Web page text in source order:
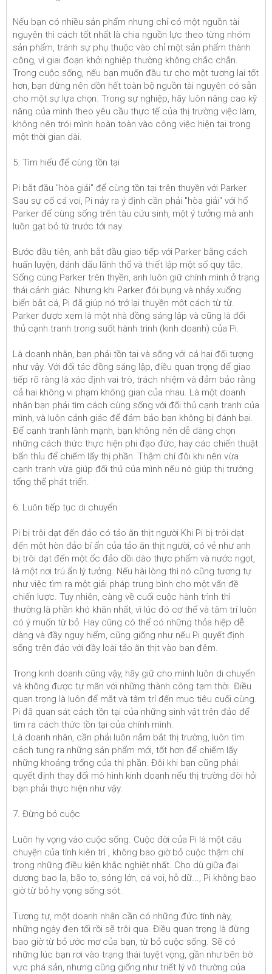
Nếu bạn có nhiều sản phẩm nhưng chỉ có một nguồn tài
nguyên thì cách tốt nhất là chia nguồn lực theo từng nhóm
sản phẩm, tránh sự phụ thuộc vào chỉ một sản phẩm thành
công, vì giai đoạn khởi nghiệp thường không chắc chắn.
Trong cuộc sống, nếu bạn muốn đầu tư cho một tương lai tốt
hơn, bạn đừng nên dồn hết toàn bộ nguồn tài nguyên có sẵn
cho một sự lựa chọn. Trong sự nghiệp, hãy luôn nâng cao kỹ
năng của mình theo yêu cầu thực tế của thị trường việc làm,
không nên trói mình hoàn toàn vào công việc hiện tại trong
một thời gian dài.
5. Tìm hiểu để cùng tồn tại
Pi bắt đầu "hòa giải" để cùng tồn tại trên thuyền với Parker
Sau sự cố cá voi, Pi nảy ra ý định cần phải "hòa giải" với hổ
Parker để cùng sống trên tàu cứu sinh, một ý tưởng mà anh
luôn gạt bỏ từ trước tới nay.
Bước đầu tiên, anh bắt đầu giao tiếp với Parker bằng cách
huấn luyện, đánh dấu lãnh thổ và thiết lập một số quy tắc.
Sống cùng Parker trên thyền, anh luôn giữ chính mình ở trạng
thái cảnh giác. Nhưng khi Parker đói bụng và nhảy xuống
biển bắt cá, Pi đã giúp nó trở lại thuyền một cách từ từ.
Parker được xem là một nhà đồng sáng lập và cũng là đối
thủ cạnh tranh trong suốt hành trình (kinh doanh) của Pi.
Là doanh nhân, bạn phải tồn tại và sống với cả hai đối tượng
như vậy. Với đối tác đồng sáng lập, điều quan trọng để giao
tiếp rõ ràng là xác định vai trò, trách nhiệm và đảm bảo rằng
cả hai không vi phạm không gian của nhau. Là một doanh
nhân bạn phải tìm cách cùng sống với đối thủ cạnh tranh của
mình, và luôn cảnh giác để đảm bảo bạn không bị đánh bại.
Để cạnh tranh lành mạnh, bạn không nên dễ dàng chọn
những cách thức thực hiện phi đạo đức, hay các chiến thuật
bẩn thỉu để chiếm lấy thị phần. Thậm chí đôi khi nên vừa
cạnh tranh vừa giúp đối thủ của mình nếu nó giúp thị trường
tổng thể phát triển.
6. Luôn tiếp tục di chuyển
Pi bị trôi dạt đến đảo có tảo ăn thịt người Khi Pi bị trôi dạt
đến một hòn đảo bí ẩn của tảo ăn thịt người, có vẻ như anh
bị trôi dạt đến một ốc đảo dồi dào thực phẩm và nước ngọt,
là một nơi trú ẩn lý tưởng. Nếu hài lòng thì nó cũng tương tự
như việc tìm ra một giải pháp trung bình cho một vấn đề
chiến lược. Tuy nhiên, càng về cuối cuộc hành trình thì
thường là phần khó khăn nhất, vì lúc đó cơ thể và tâm trí luôn
có ý muốn từ bỏ. Hay cũng có thể có những thỏa hiệp dễ
dàng và đầy nguy hiểm, cũng giống như nếu Pi quyết định
sống trên đảo với đầy loài tảo ăn thịt vào ban đêm.
Trong kinh doanh cũng vậy, hãy giữ cho mình luôn di chuyển
và không được tự mãn với những thành công tạm thời. Điều
quan trọng là luôn để mắt và tâm trí đến mục tiêu cuối cùng.
Pi đã quan sát cách tồn tại của những sinh vật trên đảo để
tìm ra cách thức tồn tại của chính mình.
Là doanh nhân, cần phải luôn nắm bắt thị trường, luôn tìm
cách tung ra những sản phẩm mới, tốt hơn để chiếm lấy
những khoảng trống của thị phần. Đôi khi bạn cũng phải
quyết định thay đổi mô hình kinh doanh nếu thị trường đòi hỏi
bạn phải thực hiện như vậy.
7. Đừng bỏ cuộc
Luôn hy vọng vào cuộc sống. Cuộc đời của Pi là một câu
chuyện của tính kiên trì , không bao giờ bỏ cuộc thậm chí
trong những điều kiện khắc nghiệt nhất. Cho dù giữa đại
dương bao la, bão to, sóng lớn, cá voi, hỗ dữ..., Pi không bao
giờ từ bỏ hy vọng sống sót.
Tương tự, một doanh nhân cần có những đức tính này,
những ngày đen tối rồi sẽ trôi qua. Điều quan trọng là đừng
bao giờ từ bỏ ước mơ của bạn, từ bỏ cuộc sống. Sẽ có
những lúc bạn rơi vào trạng thái tuyệt vọng, gần như bên bờ
vực phá sản, nhưng cũng giống như triết lý vô thường của